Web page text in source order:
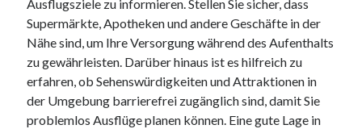
Ausflugsziele zu informieren. Stellen Sie sicher, dass
Supermärkte, Apotheken und andere Geschäfte in der
Nähe sind, um Ihre Versorgung während des Aufenthalts
zu gewährleisten. Darüber hinaus ist es hilfreich zu
erfahren, ob Sehenswürdigkeiten und Attraktionen in
der Umgebung barrierefrei zugänglich sind, damit Sie
problemlos Ausflüge planen können. Eine gute Lage in